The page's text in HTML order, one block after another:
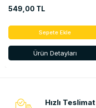
549,00 TL
Sepete Ekle
Ürün Detayları
Hızlı Teslimat